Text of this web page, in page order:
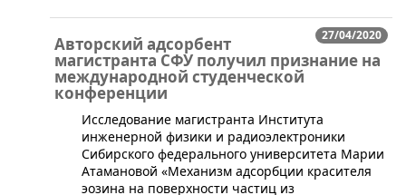
27/04/2020
Авторский адсорбент
магистранта СФУ получил признание на
международной студенческой
конференции
​Исследование магистранта Института
инженерной физики и радиоэлектроники
Сибирского федерального университета Марии
Атамановой «Механизм адсорбции красителя
эозина на поверхности частиц из